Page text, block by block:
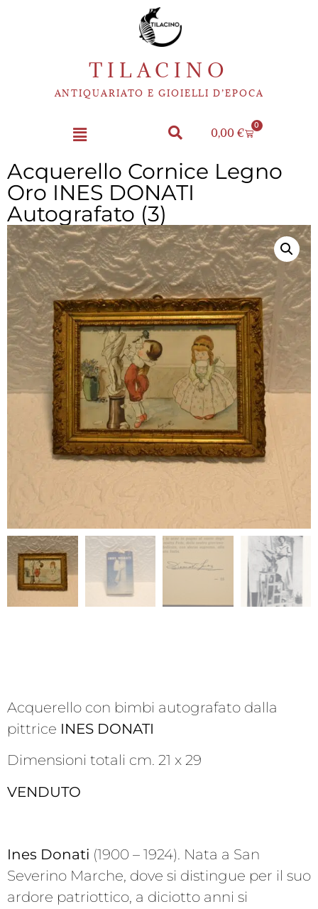
TILACINO
ANTIQUARIATO E GIOIELLI D’EPOCA
0,00 €
0
Acquerello Cornice Legno
Oro INES DONATI
Autografato (3)
Acquerello con bimbi autografato dalla
pittrice INES DONATI
Dimensioni totali cm. 21 x 29
VENDUTO
Ines Donati (1900 – 1924). Nata a San
Severino Marche, dove si distingue per il suo
ardore patriottico, a diciotto anni si